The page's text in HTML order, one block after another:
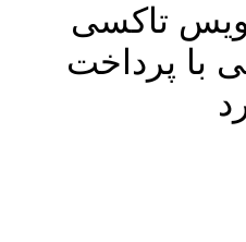
تاکسی
با پرداخت